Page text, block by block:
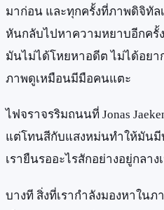
มาก่อน และทุกครั้งที่ภาพดิจิทั
หันกลับไปหาความหยาบอีกครั้
มันไม่ได้โหยหาอดีต ไม่ได้อย
ภาพดูเหมือนมีมือคนแตะ
ไฟจราจรริมถนนที่ Jonas
แต่โทนสีกับแสงหม่นทำให้มันมี
เรายืนรออะไรสักอย่างอยู่กลาง
บางที สิ่งที่เรากำลังมองหาใน